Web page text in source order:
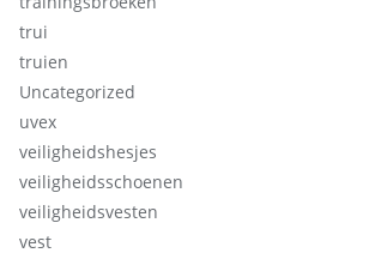
trui
truien
Uncategorized
uvex
veiligheidshesjes
veiligheidsschoenen
veiligheidsvesten
vest